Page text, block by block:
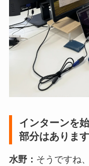
インターンを
部分はありま
水野： そうですね